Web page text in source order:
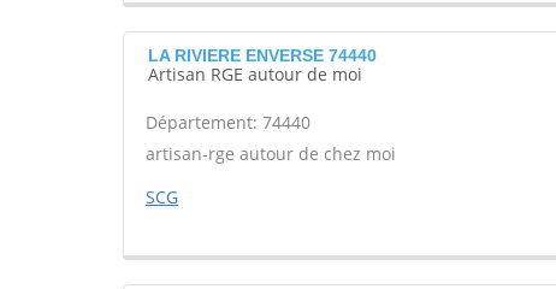
LA RIVIERE ENVERSE 74440
Artisan RGE autour de moi
Département: 74440
artisan-rge autour de chez moi
SCG